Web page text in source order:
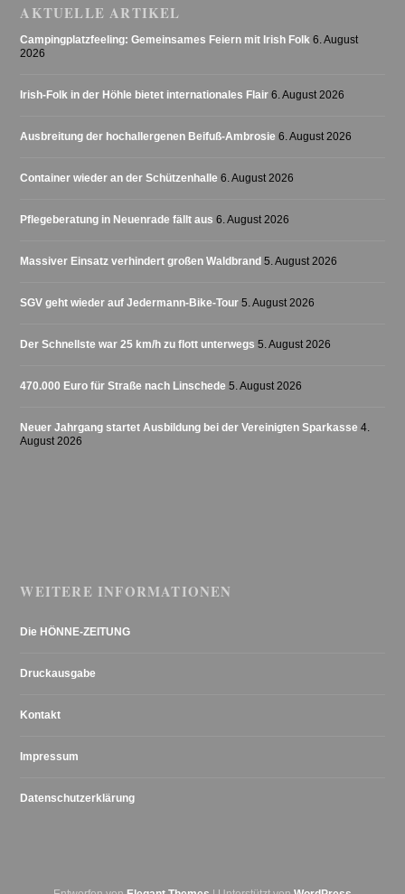
AKTUELLE ARTIKEL
Campingplatzfeeling: Gemeinsames Feiern mit Irish Folk 6. August
2026
Irish-Folk in der Höhle bietet internationales Flair 6. August 2026
Ausbreitung der hochallergenen Beifuß-Ambrosie 6. August 2026
Container wieder an der Schützenhalle 6. August 2026
Pflegeberatung in Neuenrade fällt aus 6. August 2026
Massiver Einsatz verhindert großen Waldbrand 5. August 2026
SGV geht wieder auf Jedermann-Bike-Tour 5. August 2026
Der Schnellste war 25 km/h zu flott unterwegs 5. August 2026
470.000 Euro für Straße nach Linschede 5. August 2026
Neuer Jahrgang startet Ausbildung bei der Vereinigten Sparkasse 4.
August 2026
WEITERE INFORMATIONEN
Die HÖNNE-ZEITUNG
Druckausgabe
Kontakt
Impressum
Datenschutzerklärung